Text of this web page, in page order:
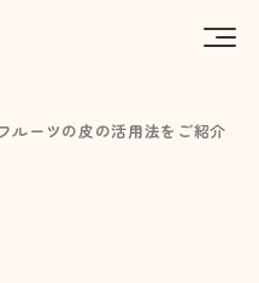
ーツの皮の活用法をご紹介